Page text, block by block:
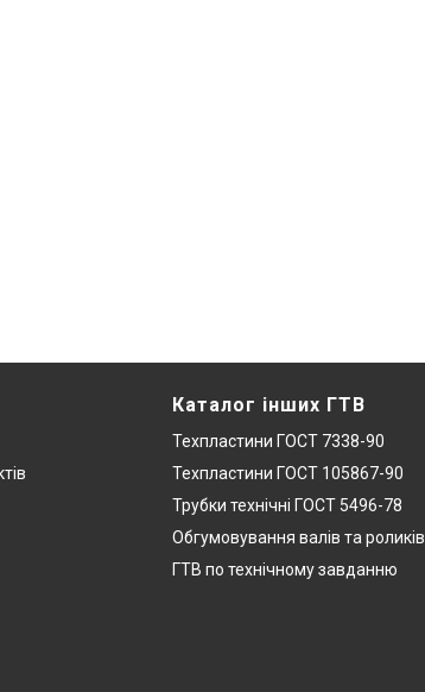
Каталог інших ГТВ
Техпластини ГОСТ 7338-90
Техпластини ГОСТ 105867-90
Трубки технічні ГОСТ 5496-78
Обгумовування валів та роликів
ГТВ по технічному завданню